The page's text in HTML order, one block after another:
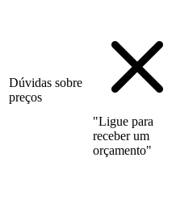
Dúvidas sobre
preços
"Ligue para
receber um
orçamento"